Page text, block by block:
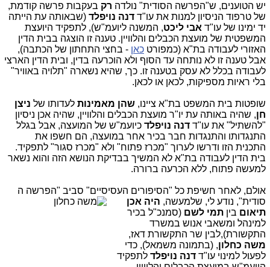
יש הטוענים, ש"הפרשה הסודית" נולדה רק בעקבות פרשה קודמת,
של טרפוד הניסיון למנות את עו"ד דנה נויפלד (שבאותה עת הייתה
יד ימינו של עו"ד אבי ליכט, המשנה ליועמ"ש), לתפקיד היועצת
המשפטית של מועצת הכבלים והלוויין. טענה זו הוצגה בבית הדין
האזורי לעבודה בת"א (כמפורט כאן - בחצי התחתון של הכתבה),
אבל טענה זו לא נותחה עד הסוף ולא הוכרעה בדין, ובית הדין הארצי
לעבודה בכלל לא עסק בטענה זו. כך, שהיא נשארה "תלויה באוויר"
בלי ראיות מספיקות, לכאן או לכאן.
שופטות בית המשפט בת"א ציינו, שהן מאמינות לעדותו של ניצן
חן, שהיה באותה עת יו"ר מועצת הכבלים והלוויין, שהיה אכן ניסיון
"להשתיל" את עו"ד דנה נויפלד כיועמ"ש של המועצה, אבל בגלל
התנגדותו והתנגדות חבר בכיר אחר במועצה, הם חשפו את
התכנית הזו ודרשו לערוך "מכרז פתוח" ולא "מכרז סגור" לתפקיד.
בית הדין לעבודה בת"א לא המשיך בבדיקת הנושא הזה והוא נשאר
למעשה פתוח, ללא הכרעה ברורה.
אולם, לאחר חשיפת כל "הסיפורים העסיסיים" סביב "הפרשה ה
סודית", נודע לי, שלמעשה, היה אכן
תיאום בין תמי לשם (סמנכ"ל בכיר
למינהל ומשאבי אנוש במשרד
התקשורת),לבין שר התקשורת דאז,
משה כחלון, (בתמונה משמאל), כדי
לפעול למינוי עו"ד דנה נויפלד לתפקיד